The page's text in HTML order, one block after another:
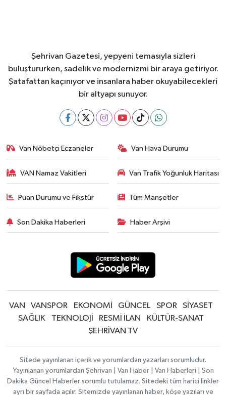
Şehrivan Gazetesi, yepyeni temasıyla sizleri
buluştururken, sadelik ve modernizmi bir araya getiriyor.
Şatafattan kaçınıyor ve insanlara haber okuyabilecekleri
bir altyapı sunuyor.
Van Nöbetçi Eczaneler Van Hava Durumu
VAN Namaz Vakitleri Van Trafik Yoğunluk Haritası
Puan Durumu ve Fikstür Tüm Manşetler
Son Dakika Haberleri Haber Arşivi
VAN VANSPOR EKONOMİ GÜNCEL SPOR
SİYASET
SAĞLIK
TEKNOLOJİ RESMİ İLAN
KÜLTÜR-SANAT
ŞEHRİVAN TV
Sitede yayınlanan içerik ve yorumlardan yazarları sorumludur.
Yayınlanan yorumlardan Şehrivan | Van Haber | Van Haberleri | Son
Dakika Güncel Haberler sorumlu tutulamaz. Sitedeki tüm harici linkler
ayrı bir sayfada açılır. Sitemizde yayınlanan haber, köşe yazıları ve